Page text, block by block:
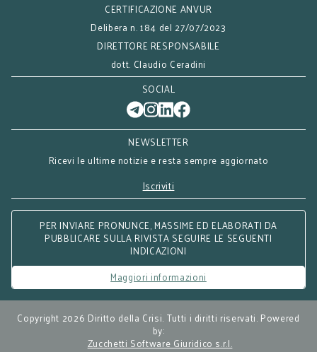
CERTIFICAZIONE ANVUR
Delibera n. 184 del 27/07/2023
DIRETTORE RESPONSABILE
dott. Claudio Ceradini
SOCIAL
NEWSLETTER
Ricevi le ultime notizie e resta sempre aggiornato
Iscriviti
PER INVIARE PRONUNCE, MASSIME ED ELABORATI DA
PUBBLICARE SULLA RIVISTA SEGUIRE LE SEGUENTI
INDICAZIONI
Maggiori informazioni
Copyright 2026 Diritto della Crisi. Tutti i diritti riservati. Powered
by:
Zucchetti Software Giuridico s.r.l.